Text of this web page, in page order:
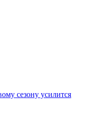
сезону усилится